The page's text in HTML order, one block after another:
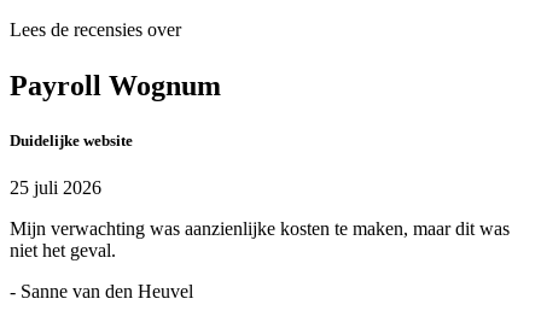
Lees de recensies over
Payroll Wognum
Duidelijke website
25 juli 2026
Mijn verwachting was aanzienlijke kosten te maken, maar dit was
niet het geval.
- Sanne van den Heuvel